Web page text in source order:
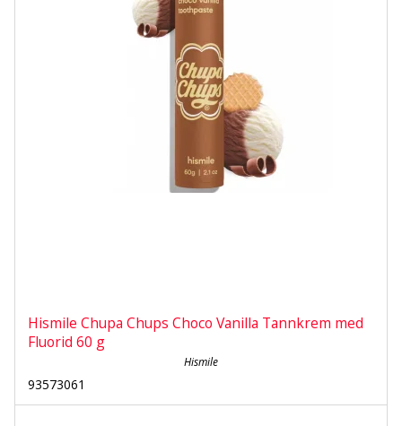
Hismile Chupa Chups Choco Vanilla Tannkrem med
Fluorid 60 g
Hismile
93573061